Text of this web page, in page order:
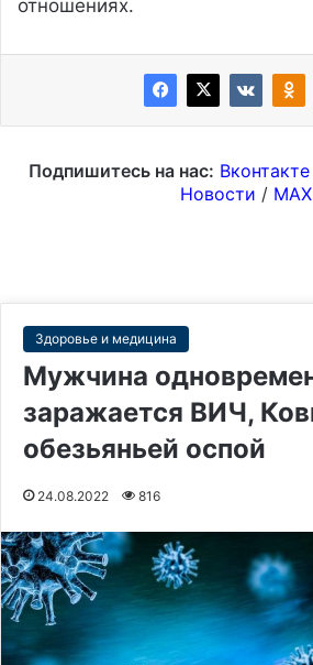
отношениях.
Подпишитесь на нас: Вконтакте
Новости / MAX